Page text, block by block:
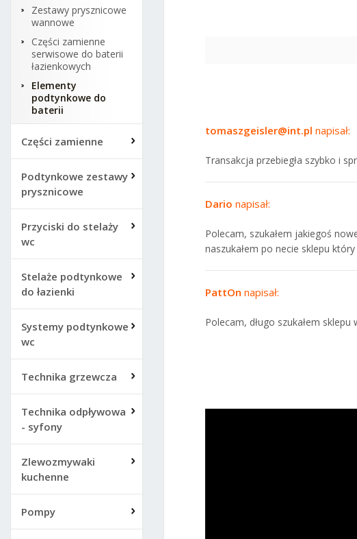
Zestawy prysznicowe
wannowe
Części zamienne
serwisowe do baterii
łazienkowych
Elementy
podtynkowe do
baterii
Części zamienne
Podtynkowe zestawy
prysznicowe
Przyciski do stelaży
wc
Stelaże podtynkowe
do łazienki
Systemy podtynkowe
wc
Technika grzewcza
Technika odpływowa
- syfony
Zlewozmywaki
kuchenne
Pompy
tomaszgeisler@int.pl napisał:
Transakcja przebiegła szybko i
Dario napisał:
Polecam, szukałem jakiegoś
naszukałem po necie sklepu
PattOn napisał:
Polecam, długo szukałem